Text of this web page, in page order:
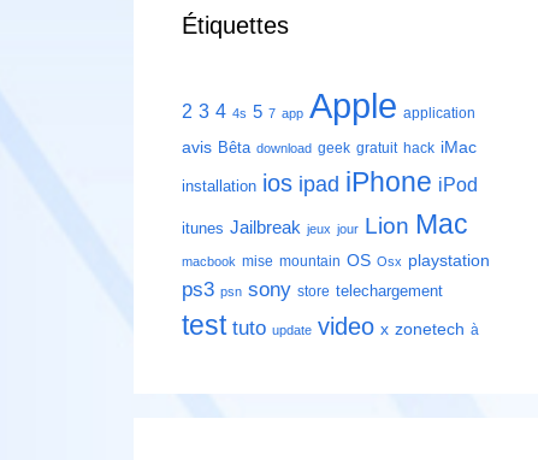
Étiquettes
2 3 4 4s 5 7 app Apple application
avis Bêta download geek gratuit hack iMac
installation ios ipad iPhone iPod
itunes Jailbreak jeux jour Lion Mac
macbook mise mountain OS Osx playstation
ps3 psn sony store telechargement
test tuto update video x zonetech à